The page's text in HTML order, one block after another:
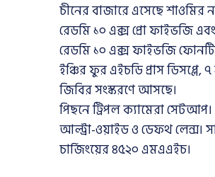
চীনের বাজারে এসেছে
রেডমি ১০ এক্স প্রো ফাইভজি
রেডমি ১০ এক্স ফাইভজি
ইঞ্চির ফুর এইচডি প্রাস
জিবির সংস্করণে আসছে।
পিছনে ট্রিপল ক্যামেরা
আল্ট্রা-ওয়াইড ও ডেফথ লেন্স।
চার্জিংয়ের ৪৫২০ এমএএইচ।